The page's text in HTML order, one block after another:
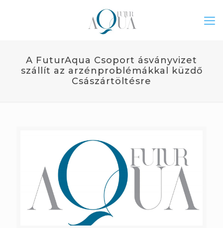
A FuturAqua Csoport ásványvizet
szállít az arzénproblémákkal küzdő
Császártöltésre